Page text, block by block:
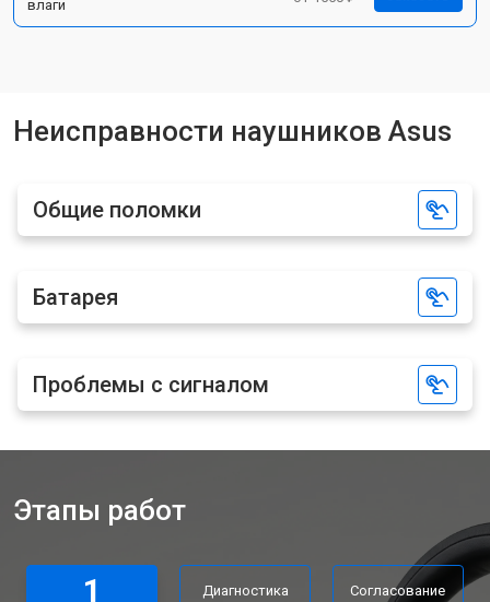
влаги
Неисправности наушников Asus
Общие поломки
Батарея
Проблемы с сигналом
Этапы работ
1 Диагностика Согласование